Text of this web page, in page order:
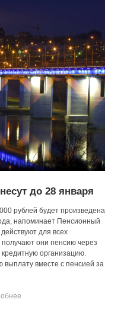
до 28 января
рублей будет произведена
напоминает Пенсионный
для всех
получают они пенсию через
организацию.
вместе с пенсией за